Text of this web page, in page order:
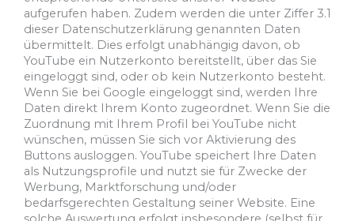
aufgerufen haben. Zudem werden die unter Ziffer 3.1
dieser Datenschutzerklärung genannten Daten
übermittelt. Dies erfolgt unabhängig davon, ob
YouTube ein Nutzerkonto bereitstellt, über das Sie
eingeloggt sind, oder ob kein Nutzerkonto besteht.
Wenn Sie bei Google eingeloggt sind, werden Ihre
Daten direkt Ihrem Konto zugeordnet. Wenn Sie die
Zuordnung mit Ihrem Profil bei YouTube nicht
wünschen, müssen Sie sich vor Aktivierung des
Buttons ausloggen. YouTube speichert Ihre Daten
als Nutzungsprofile und nutzt sie für Zwecke der
Werbung, Marktforschung und/oder
bedarfsgerechten Gestaltung seiner Website. Eine